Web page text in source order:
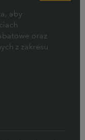
aby
oraz
z zakresu